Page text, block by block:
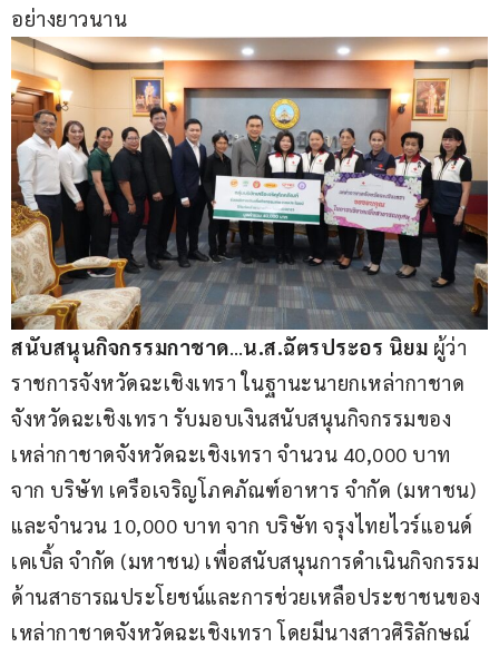
อย่างยาวนาน
สนับสนุนกิจกรรมกาชาด…น.ส.ฉัตรประอร นิยม ผู้ว่า
ราชการจังหวัดฉะเชิงเทรา ในฐานะนายกเหล่ากาชาด
จังหวัดฉะเชิงเทรา รับมอบเงินสนับสนุนกิจกรรมของ
เหล่ากาชาดจังหวัดฉะเชิงเทรา จำนวน 40,000 บาท
จาก บริษัท เครือเจริญโภคภัณฑ์อาหาร จำกัด (มหาชน)
และจำนวน 10,000 บาท จาก บริษัท จรุงไทยไวร์แอนด์
เคเบิ้ล จำกัด (มหาชน) เพื่อสนับสนุนการดำเนินกิจกรรม
ด้านสาธารณประโยชน์และการช่วยเหลือประชาชนของ
เหล่ากาชาดจังหวัดฉะเชิงเทรา โดยมีนางสาวศิริลักษณ์